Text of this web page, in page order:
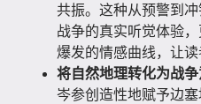
共振。这种从预警到
战争的真实听觉体验
爆发的情感曲线，让读
将自然地理转化为战
岑参创造性地赋予边